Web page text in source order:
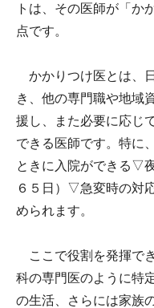
トは、その医師が「か
点です。
かかりつけ医とは、
き、他の専門職や地域
援し、また必要に応じ
できる医師です。特に
ときに入院ができる▽
６５日）▽急変時の対
められます。
ここで役割を発揮で
科の専門医のように特
の生活、さらには家族